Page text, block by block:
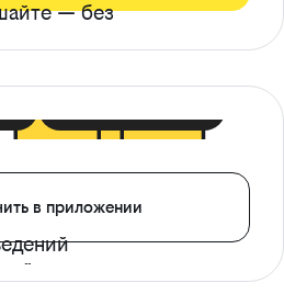
— без
в приложении